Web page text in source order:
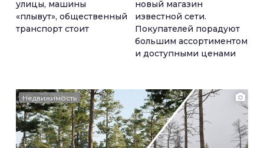
улицы, машины
«плывут», общественный
транспорт стоит
новый магазин
известной сети.
Покупателей порадуют
большим ассортиментом
и доступными ценами
Недвижимость